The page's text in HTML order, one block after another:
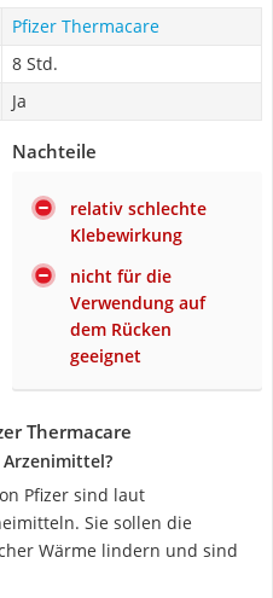
Pfizer Thermacare
8 Std.
Ja
Nachteile
relativ schlechte
Klebewirkung
nicht für die
Verwendung auf
dem Rücken
geeignet
Thermacare
Pfizer sind laut
Sie sollen die
Wärme lindern und sind